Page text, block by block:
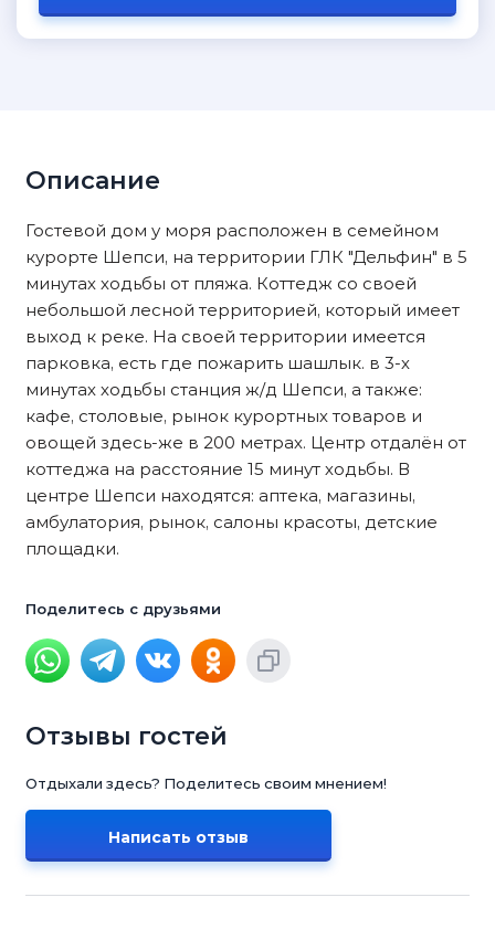
Описание
Гостевой дом у моря расположен в семейном
курорте Шепси, на территории ГЛК "Дельфин" в 5
минутах ходьбы от пляжа. Коттедж со своей
небольшой лесной территорией, который имеет
выход к реке. На своей территории имеется
парковка, есть где пожарить шашлык. в 3-х
минутах ходьбы станция ж/д Шепси, а также:
кафе, столовые, рынок курортных товаров и
овощей здесь-же в 200 метрах. Центр отдалён от
коттеджа на расстояние 15 минут ходьбы. В
центре Шепси находятся: аптека, магазины,
амбулатория, рынок, салоны красоты, детские
площадки.
Поделитесь с друзьями
Отзывы гостей
Отдыхали здесь? Поделитесь своим мнением!
Написать отзыв